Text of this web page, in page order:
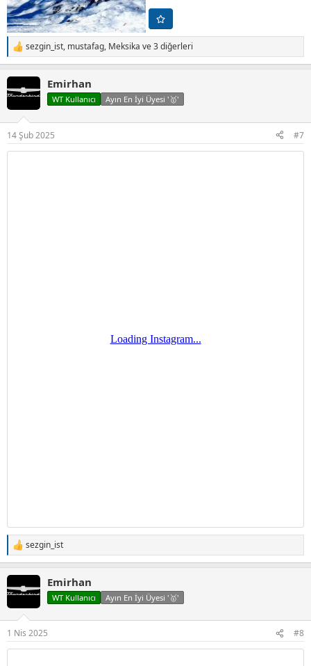
T
e
i
:
sezgin_ist, mustafag, Meksika ve 3 diğerleri
Emirhan
WT Kullanıcı Ayın En İyi Üyesi '🥇'
14 Şub 2025 #7
T
e
i
sezgin_ist
Emirhan
WT Kullanıcı Ayın En İyi Üyesi '🥇'
1 Nis 2025 #8